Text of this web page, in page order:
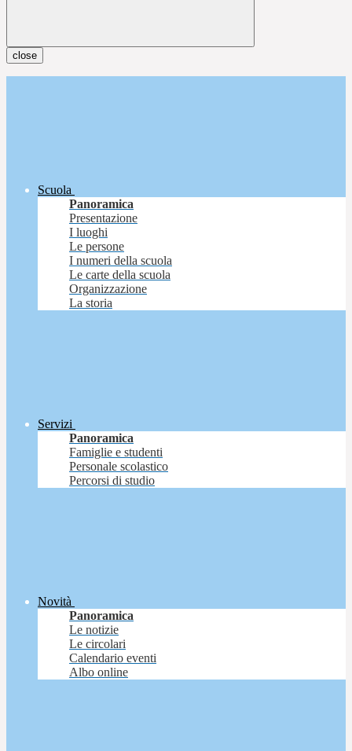
close
Scuola
Panoramica
Presentazione
I luoghi
Le persone
I numeri della scuola
Le carte della scuola
Organizzazione
La storia
Servizi
Panoramica
Famiglie e studenti
Personale scolastico
Percorsi di studio
Novità
Panoramica
Le notizie
Le circolari
Calendario eventi
Albo online